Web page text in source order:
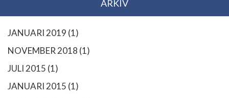
ARKIV
JANUARI 2019 (1)
NOVEMBER 2018 (1)
JULI 2015 (1)
JANUARI 2015 (1)